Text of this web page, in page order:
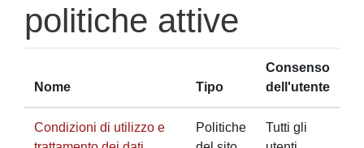
politiche attive
Nome Tipo
Consenso
dell'utente
Condizioni di utilizzo e
Politiche
Tutti gli